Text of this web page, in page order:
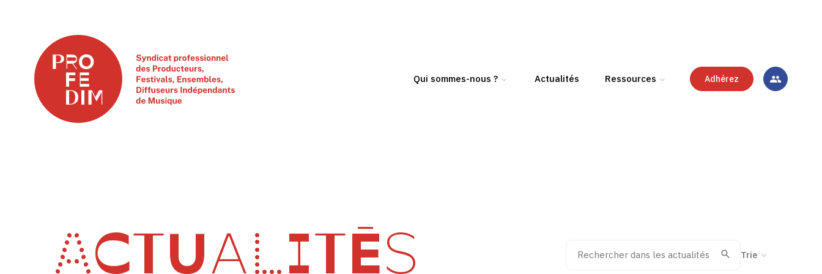
Qui sommes-nous ? Actualités Ressources Adhérez
ACTUALITÉS Recherche
ValiderTrier la recherche